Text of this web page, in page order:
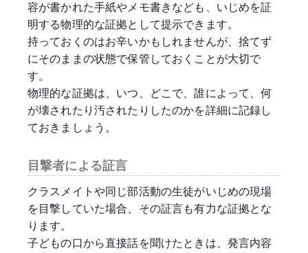
容が書かれた手紙やメモ書きなども、いじめを証
明する物理的な証拠として提示できます。
持っておくのはお辛いかもしれませんが、捨てず
にそのままの状態で保管しておくことが大切で
す。
物理的な証拠は、いつ、どこで、誰によって、何
が壊されたり汚されたりしたのかを詳細に記録し
ておきましょう。
目撃者による証言
クラスメイトや同じ部活動の生徒がいじめの現場
を目撃していた場合、その証言も有力な証拠とな
ります。
子どもの口から直接話を聞けたときは、発言内容